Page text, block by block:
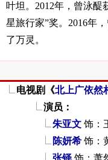
叶坦。2012年，曾泳醍
星旅行家”奖。2016年
了万灵。
电视剧《北上广依然
演员：
朱亚文 饰：
陈妍希 饰：
张铎 饰：萧